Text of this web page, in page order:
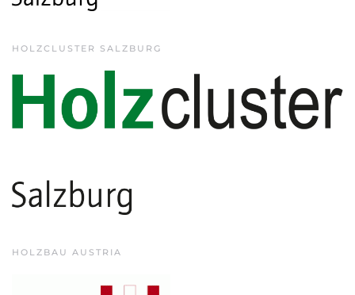
HOLZCLUSTER SALZBURG
HOLZBAU AUSTRIA